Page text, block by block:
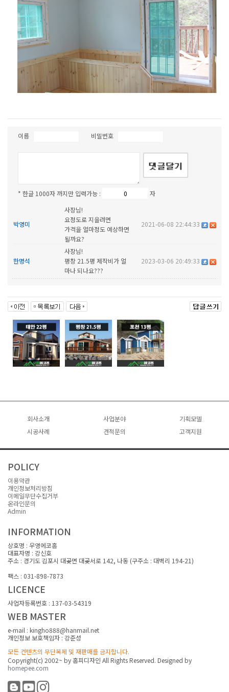
이름 비밀번호
* 한글 1000자 까지만 입력가능 : 자
박영미
사장님!
요정도로 지을려면
가격을 얼마정도 예상하면
될까요?
2021-06-08 22:44:33
한명석
사장님!
평창 21.5평 제작비가 얼
마나 되나요???
2023-03-06 20:49:33
회사소개
인사말
사업분야
이동식 목조주택
기획모델
전체보기
시공사례
~20평
~30평
31평~
견적문의
고객지원
POLICY
이용약관
개인정보처리방침
이메일무단수집거부
온라인문의
Admin
INFORMATION
상호명 : 우영에코홈
대표자명 : 강신호
주소 : 경기도 김포시 대곶면 대곶서로 142, 나동 (구주소 : 대벽리 194-21)
팩스 : 031-898-7873
LICENCE
사업자등록번호 : 137-03-54319
WEB MASTER
e-mail : kingho888@hanmail.net
개인정보 보호책임자 : 강준성
모든 컨텐츠의 무단복제 및 재판매를 금지합니다.
Copyright(c) 2002~ by 홈피디자인 All Rights Reserved. Designed by
homepee.com